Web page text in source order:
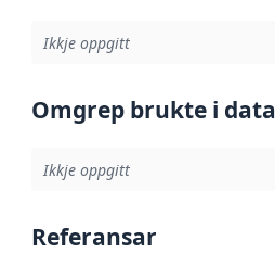
Ikkje oppgitt
Omgrep brukte i
Ikkje oppgitt
Referansar